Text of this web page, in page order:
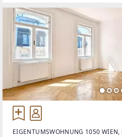
EIGENTUMSWOHNUNG 1050 WIEN,